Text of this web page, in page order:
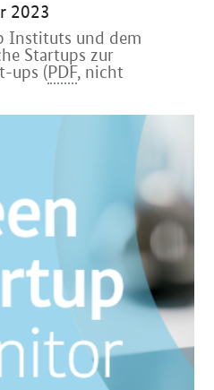
2023
Instituts und dem
Startups zur
ups (PDF, nicht